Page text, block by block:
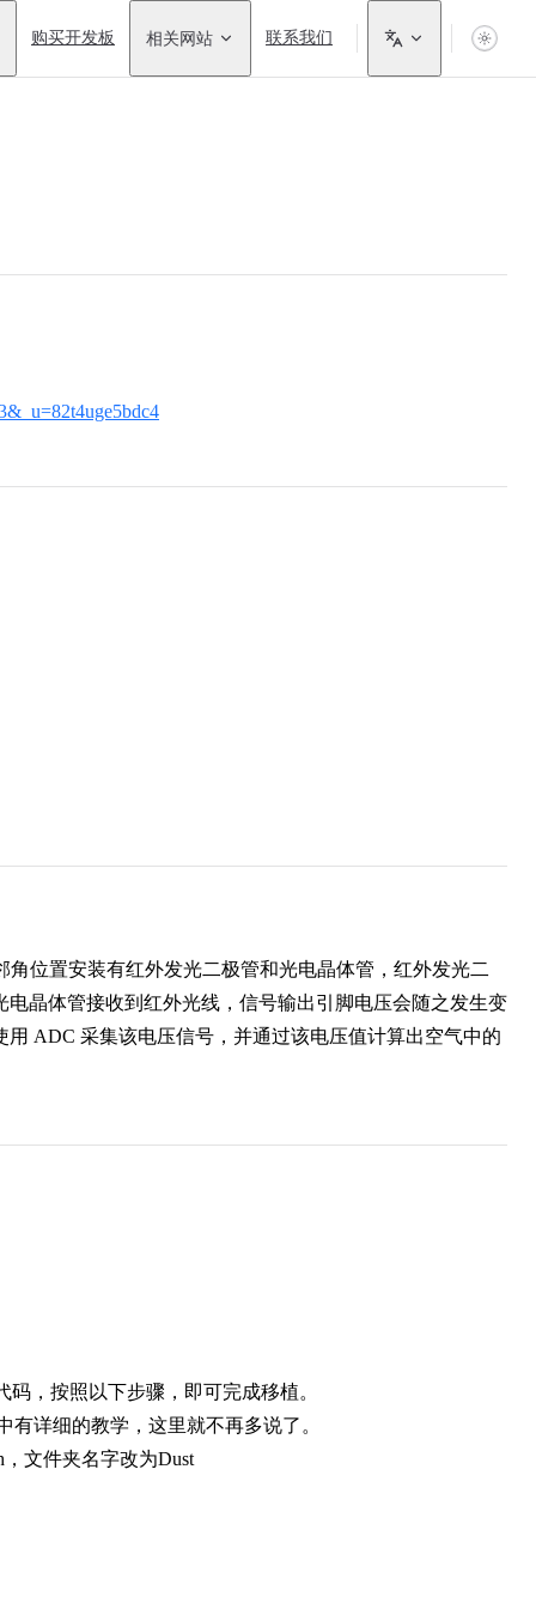
购买开发板 相关网站 联系我们
位置安装有红外发光二极管和光电晶体管，红外发光二
晶体管接收到红外光线，信号输出引脚电压会随之发生变
ADC 采集该电压信号，并通过该电压值计算出空气中的
，按照以下步骤，即可完成移植。
详细的教学，这里就不再多说了。
，文件夹名字改为Dust